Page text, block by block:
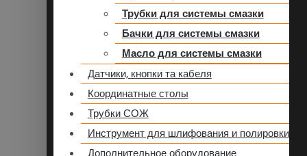
Трубки для системы смазки
Бачки для системы смазки
Масло для системы смазки
Датчики, кнопки та кабеля
Координатные столы
Трубки СОЖ
Инструмент для шлифования и полировки
Дополнительное оборудование